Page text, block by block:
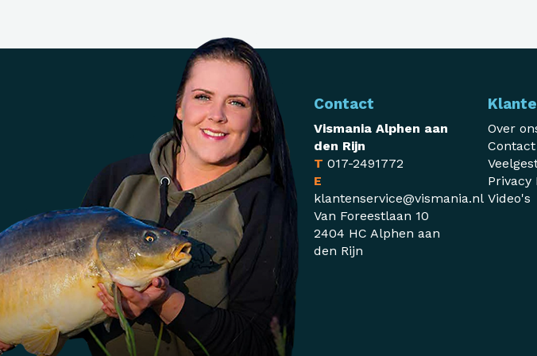
Contact
Vismania Alphen aan
den Rijn
T 017-2491772
E
klantenservice@vismania.nl
Van Foreestlaan 10
2404 HC Alphen aan
den Rijn
Over
Contact
Privacy
Video's